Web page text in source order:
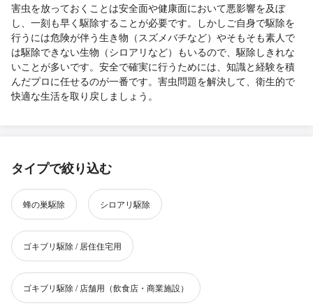
害虫を放っておくことは安全面や健康面において悪影響を及ぼ
し、一刻も早く駆除することが必要です。しかしご自身で駆除を
行うには危険が伴う生き物（スズメバチなど）やそもそも素人で
は駆除できない生物（シロアリなど）もいるので、駆除しきれな
いことが多いです。安全で確実に行うためには、知識と経験を積
んだプロに任せるのが一番です。害虫問題を解決して、衛生的で
快適な生活を取り戻しましょう。
タイプで絞り込む
蜂の巣駆除 シロアリ駆除
ゴキブリ駆除 / 居住住宅用
ゴキブリ駆除 / 店舗用（飲食店・商業施設）